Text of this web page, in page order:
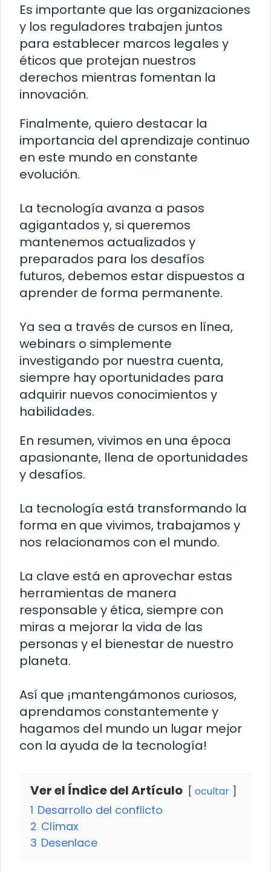
Es importante que las organizaciones
y los reguladores trabajen juntos
para establecer marcos legales y
éticos que protejan nuestros
derechos mientras fomentan la
innovación.
Finalmente, quiero destacar la
importancia del aprendizaje continuo
en este mundo en constante
evolución.
La tecnología avanza a pasos
agigantados y, si queremos
mantenemos actualizados y
preparados para los desafíos
futuros, debemos estar dispuestos a
aprender de forma permanente.
Ya sea a través de cursos en línea,
webinars o simplemente
investigando por nuestra cuenta,
siempre hay oportunidades para
adquirir nuevos conocimientos y
habilidades.
En resumen, vivimos en una época
apasionante, llena de oportunidades
y desafíos.
La tecnología está transformando la
forma en que vivimos, trabajamos y
nos relacionamos con el mundo.
La clave está en aprovechar estas
herramientas de manera
responsable y ética, siempre con
miras a mejorar la vida de las
personas y el bienestar de nuestro
planeta.
Así que ¡mantengámonos curiosos,
aprendamos constantemente y
hagamos del mundo un lugar mejor
con la ayuda de la tecnología!
Ver el Índice del Artículo ocultar
1 Desarrollo del conflicto
2 Clímax
3 Desenlace